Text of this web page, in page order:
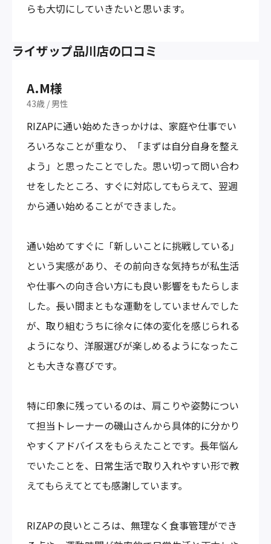
らも大切にしていきたいと思います。
ライザップ品川店の口コミ
A.M様
43歳 / 男性
RIZAPに通い始めたきっかけは、家庭や仕事でい
ろいろなことが重なり、「まずは自分自身を整え
よう」と思ったことでした。思い切って問い合わ
せをしたところ、すぐに対応してもらえて、翌週
から通い始めることができました。
通い始めてすぐに「新しいことに挑戦している」
という実感があり、その前向きな気持ちが私生活
や仕事への向き合い方にも良い影響をもたらしま
した。長い間まともな運動をしていませんでした
が、取り組むうちに徐々に体の変化を感じられる
ようになり、洋服選びが楽しめるようになったこ
とも大きな喜びです。
特に印象に残っているのは、肩こりや姿勢につい
て担当トレーナーの磯山さんから具体的に分かり
やすくアドバイスをもらえたことです。長年悩ん
でいたことを、日常生活で取り入れやすい形で教
えてもらえてとても感謝しています。
RIZAPの良いところは、無理なく食事管理ができ